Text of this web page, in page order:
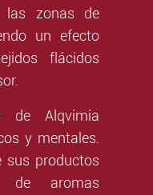
las zonas de
un efecto
flácidos
de Alqvimia
y mentales.
sus productos
de aromas